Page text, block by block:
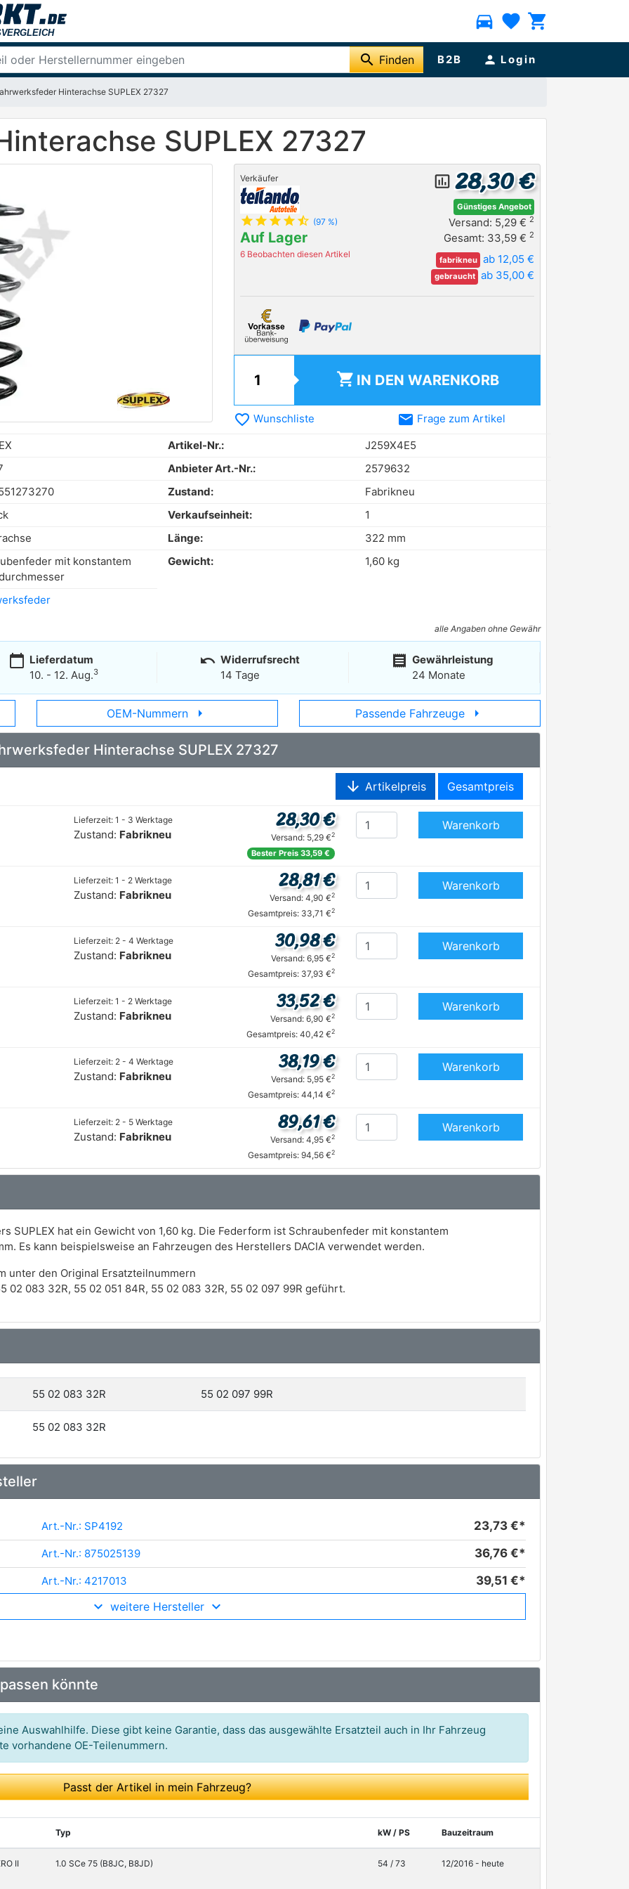
directions_car favorite shopping_cart
search Finden B2B person Login
Hinterachse SUPLEX 27327
SUPLEX 27327
Verkäufer
star star star star star_half (97 %)
Auf Lager
6 Beobachten diesen Artikel
insert_chart_outlined 28,30 €
Günstiges Angebot
Versand: 5,29 € 2
Gesamt: 33,59 € 2
fabrikneu ab 12,05 €
gebraucht ab 35,00 €
shopping_cart IN DEN WARENKORB
favorite_border Wunschliste email Frage zum Artikel
Artikel-Nr.:
J259X4E5
Anbieter Art.-Nr.:
2579632
Zustand:
Fabrikneu
Verkaufseinheit:
1
Länge:
322 mm
mit konstantem
Gewicht: 1,60 kg
alle Angaben ohne Gewähr
calendar_today Lieferdatum
10. - 12. Aug.3
undo Widerrufsrecht
14 Tage
receipt Gewährleistung
24 Monate
OEM-Nummern arrow_right Passende Fahrzeuge arrow_right
Hinterachse SUPLEX 27327
arrow_downward Artikelpreis Gesamtpreis
Lieferzeit: 1 - 3 Werktage
Zustand: Fabrikneu
28,30 €
Versand: 5,29 €2
Bester Preis 33,59 €
Warenkorb
Lieferzeit: 1 - 2 Werktage
Zustand: Fabrikneu
28,81 €
Versand: 4,90 €2
Gesamtpreis: 33,71 €2
Warenkorb
Lieferzeit: 2 - 4 Werktage
Zustand: Fabrikneu
30,98 €
Versand: 6,95 €2
Gesamtpreis: 37,93 €2
Warenkorb
Lieferzeit: 1 - 2 Werktage
Zustand: Fabrikneu
33,52 €
Versand: 6,90 €2
Gesamtpreis: 40,42 €2
Warenkorb
Lieferzeit: 2 - 4 Werktage
Zustand: Fabrikneu
38,19 €
Versand: 5,95 €2
Gesamtpreis: 44,14 €2
Warenkorb
Lieferzeit: 2 - 5 Werktage
Zustand: Fabrikneu
89,61 €
Versand: 4,95 €2
Gesamtpreis: 94,56 €2
Warenkorb
SUPLEX hat ein Gewicht von 1,60 kg. Die Federform ist Schraubenfeder mit konstantem
Es kann beispielsweise an Fahrzeugen des Herstellers DACIA verwendet werden.
unter den Original Ersatzteilnummern
02 083 32R, 55 02 051 84R, 55 02 083 32R, 55 02 097 99R geführt.
55 02 083 32R 55 02 097 99R
55 02 083 32R
Art.-Nr.: SP4192 23,73 €*
Art.-Nr.: 875025139 36,76 €*
Art.-Nr.: 4217013 39,51 €*
Art.-Nr.: 51813
Art.-Nr.: CS9016
weitere Hersteller
könnte
Auswahlhilfe. Diese gibt keine Garantie, dass das ausgewählte Ersatzteil auch in Ihr Fahrzeug
vorhandene OE-Teilenummern.
Passt der Artikel in mein Fahrzeug?
Typ kW / PS Bauzeitraum
II 1.0 SCe 75 (B8JC, B8JD) 54 / 73 12/2016 - heute